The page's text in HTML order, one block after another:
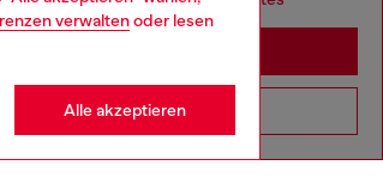
verwaltenoder lesen
Alle akzeptieren
Go to United States